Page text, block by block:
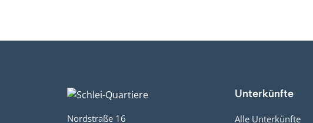
Nordstraße 16
Unterkünfte
Alle Unterkünfte